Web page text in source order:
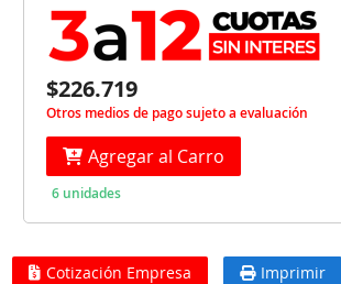
$226.719
Otros medios de pago sujeto a evaluación
Agregar al Carro
6 unidades
Cotización Empresa Imprimir